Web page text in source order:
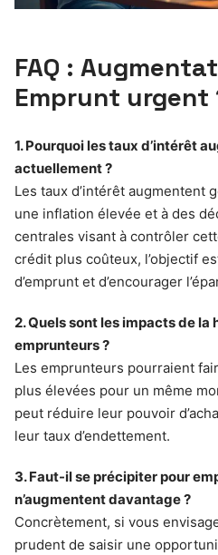
FAQ :
Emprunt urgent
1. Pourquoi les taux d’intérêt
actuellement ?
Les taux d’intérêt augmentent
une inflation élevée et à des
centrales visant à contrôler
crédit plus coûteux, l’objectif
d’emprunt et d’encourager
2. Quels sont les impacts de la
emprunteurs ?
Les emprunteurs pourraient
plus élevées pour un même
peut réduire leur pouvoir
leur taux d’endettement.
3. Faut-il se précipiter pour
n’augmentent davantage ?
Concrètement, si vous
prudent de saisir une